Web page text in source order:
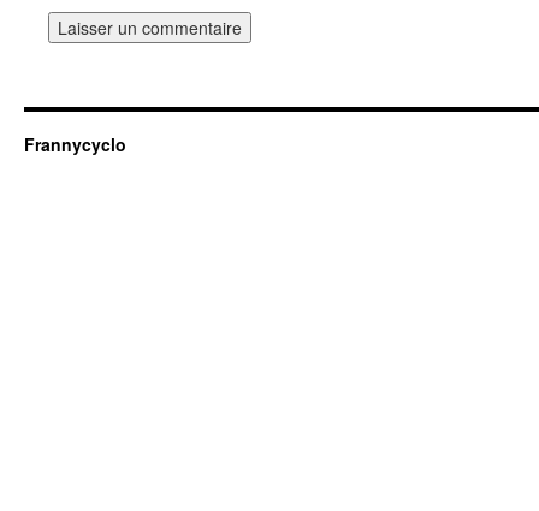
Frannycyclo